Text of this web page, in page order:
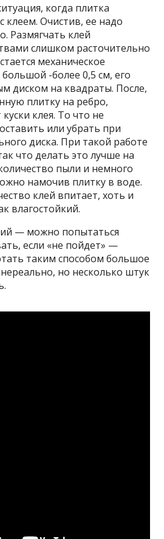
когда плитка
клеем. Очистив, ее надо
Размягчать клей
слишком расточительно
механическое
большой -более 0,5 см, его
диском на квадраты. После,
плитку на ребро,
клея. То что не
или убрать при
диска. При такой работе
что делать это лучше на
пыли и немного
намочив плитку в воде.
клей впитает, хоть и
влагостойкий.
— можно попытаться
если «не пойдет» —
таким способом большое
но несколько штук